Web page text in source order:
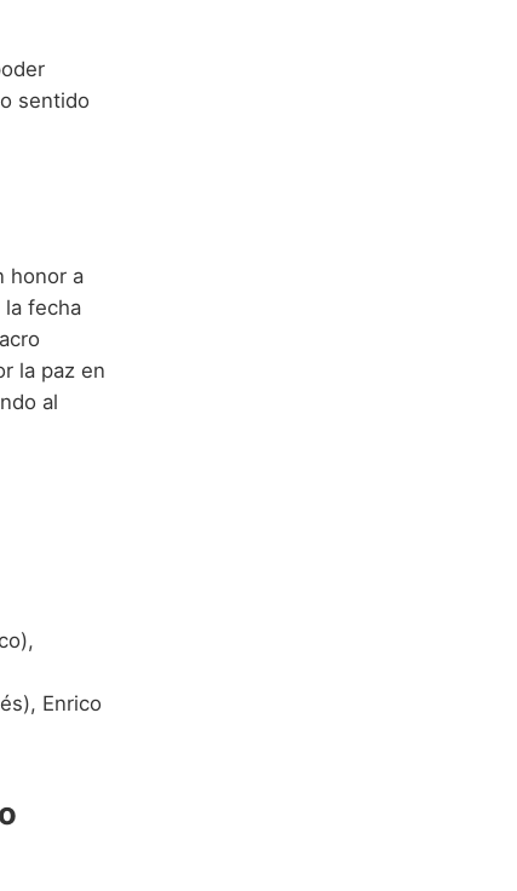
sentido
honor a
la fecha
la paz en
al
Enrico